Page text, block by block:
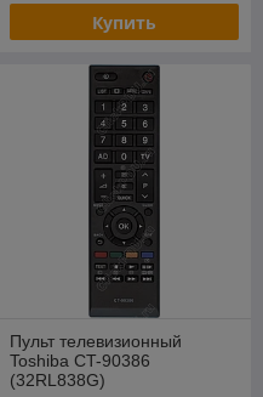
Купить
Пульт телевизионный
Toshiba CT-90386
(32RL838G)